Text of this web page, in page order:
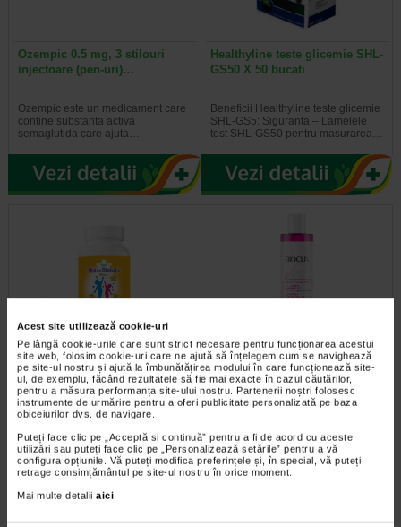
Acest site utilizează cookie-uri
Pe lângă cookie-urile care sunt strict necesare pentru funcționarea acestui
site web, folosim cookie-uri care ne ajută să înțelegem cum se navighează
pe site-ul nostru și ajută la îmbunătățirea modului în care funcționează site-
ul, de exemplu, făcând rezultatele să fie mai exacte în cazul căutărilor,
pentru a măsura performanța site-ului nostru. Partenerii noștri folosesc
instrumente de urmărire pentru a oferi publicitate personalizată pe baza
obiceiurilor dvs. de navigare.
Puteți face clic pe „Acceptă si continuă” pentru a fi de acord cu aceste
utilizări sau puteți face clic pe „Personalizează setările” pentru a vă
configura opțiunile. Vă puteți modifica preferințele și, în special, vă puteți
retrage consimțământul pe site-ul nostru în orice moment.
Mai multe detalii aici.
Ozempic 0.5 mg, 3 stilouri
injectoare (pen-uri)…
Ozempic este un medicament care
contine substanta activa
semaglutida care ajuta…
Healthyline teste glicemie SHL-
GS50 X 50 bucati
Beneficii Healthyline teste glicemie
SHL-GS5: Siguranta – Lamelele
test SHL-GS50 pentru masurarea…
Vita-Stelute, 60 jeleuri,
NATURALIS
Naturalis Vita-Stelute jeleuri este
un supliment alimentar vegan, sub
forma de jeleuri cu aroma…
BIO-VOLUME Sampon pentru
volum, 200 ml, BIOCLIN
Bioclin Bio-Volume - sampon
surfactant inovator, fara sulfati…